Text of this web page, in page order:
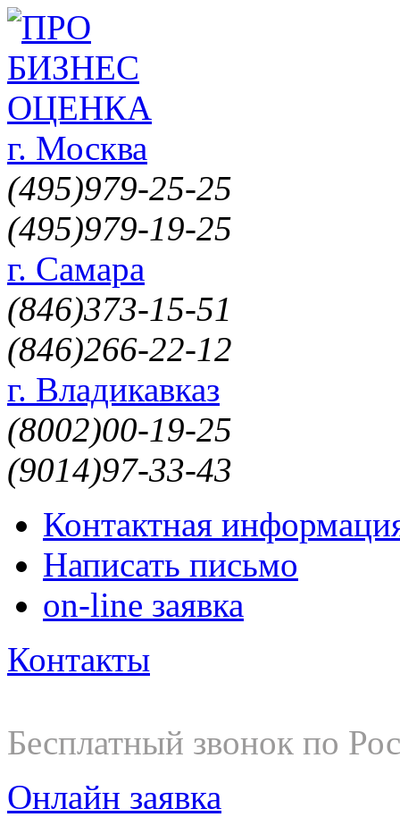
г. Москва
(495)979-25-25
(495)979-19-25
г. Самара
(846)373-15-51
(846)266-22-12
г. Владикавказ
(8002)00-19-25
(9014)97-33-43
Контактная
Написать письмо
on-line заявка
Контакты
Бесплатный звонок по
Онлайн заявка